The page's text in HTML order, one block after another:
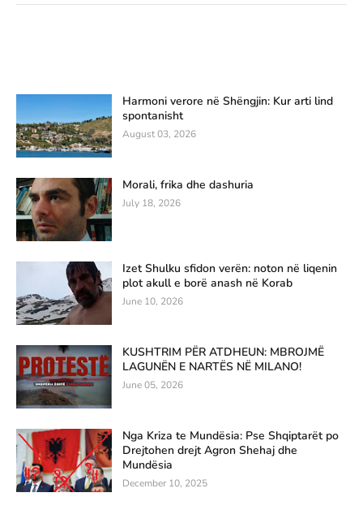
Harmoni verore në Shëngjin: Kur arti lind
spontanisht
August 03, 2026
Morali, frika dhe dashuria
July 18, 2026
Izet Shulku sfidon verën: noton në liqenin
plot akull e borë anash në Korab
June 10, 2026
KUSHTRIM PËR ATDHEUN: MBROJMË
LAGUNËN E NARTËS NË MILANO!
June 05, 2026
Nga Kriza te Mundësia: Pse Shqiptarët po
Drejtohen drejt Agron Shehaj dhe
Mundësia
December 10, 2025